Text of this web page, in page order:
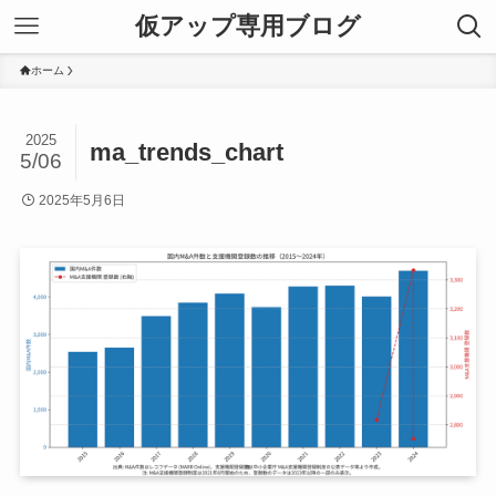
仮アップ専用ブログ
ホーム
ma_trends_chart
2025
5/06
2025年5月6日